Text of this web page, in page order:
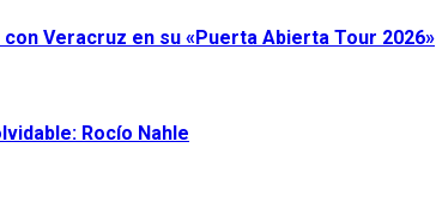
Veracruz en su «Puerta Abierta Tour 2026»
Rocío Nahle